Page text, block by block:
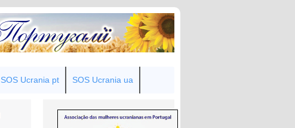
SOS Ucrania pt SOS Ucrania ua